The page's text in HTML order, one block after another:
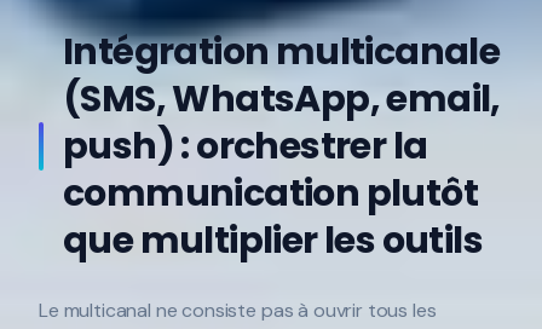
Intégration multicanale
(SMS, WhatsApp, email,
push) : orchestrer la
communication plutôt
que multiplier les outils
Le multicanal ne consiste pas à ouvrir tous les